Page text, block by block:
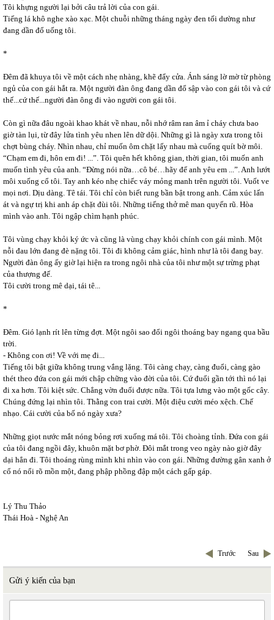
Tôi khựng người lại bởi câu trả lời của con gái.
Tiếng lá khô nghe xào xạc. Một chuỗi những tháng ngày đen tối dường như
đang dần đổ uống tôi.
*
Đêm đã khuya tôi về một cách nhẹ nhàng, khẽ đẩy cửa. Ánh sáng lờ mờ từ phòng
ngủ của con gái hắt ra. Một người đàn ông đang dần đổ sập vào con gái tôi và cứ
thế...cứ thế...người đàn ông đi vào người con gái tôi.
Còn gì nữa đâu ngoài khao khát về nhau, nỗi nhớ râm ran âm ỉ cháy chưa bao
giờ tàn lụi, từ đây lửa tình yêu nhen lên dữ dội. Những gì là ngày xưa trong tôi
chợt bùng cháy. Nhìn nhau, chỉ muốn ôm chặt lấy nhau mà cuống quít bờ môi.
“Chạm em đi, hôn em đi! ...”. Tôi quên hết không gian, thời gian, tôi muốn anh
muốn tình yêu của anh. “Đừng nói nữa…cô bé…hãy để anh yêu em ...”. Anh lướt
môi xuống cổ tôi. Tay anh kéo nhẹ chiếc váy mỏng manh trên người tôi. Vuốt ve
mọi nơi. Dịu dàng. Tê tái. Tôi chỉ còn biết rung bần bật trong anh. Cảm xúc lấn
át và ngự trị khi anh áp chặt đùi tôi. Những tiếng thở mê man quyến rũ. Hòa
mình vào anh. Tôi ngập chìm hạnh phúc.
Tôi vùng chạy khỏi ký ức và cũng là vùng chạy khỏi chính con gái mình. Một
nỗi đau lớn đang đè nặng tôi. Tôi đi không cảm giác, hình như là tôi đang bay.
Người đàn ông ấy giờ lại hiện ra trong ngôi nhà của tôi như một sự trừng phạt
của thượng đế.
Tôi cười trong mê dại, tái tê...
*
Đêm. Gió lạnh rít lên từng đợt. Một ngôi sao đổi ngôi thoáng bay ngang qua bầu
trời.
- Không con ơi! Về với mẹ đi...
Tiếng tôi bật giữa không trung vắng lặng. Tôi càng chạy, càng đuổi, càng gào
thét theo đứa con gái mới chập chững vào đời của tôi. Cứ đuổi gần tới thì nó lại
đi xa hơn. Tôi kiệt sức. Chẳng vờn đuổi được nữa. Tôi tựa lưng vào một gốc cây.
Chúng đứng lại nhìn tôi. Thằng con trai cười. Một điệu cười méo xệch. Chế
nhạo. Cái cười của bố nó ngày xưa?
Những giọt nước mắt nóng bỏng rơi xuống má tôi. Tôi choàng tỉnh. Đứa con gái
của tôi đang ngồi đây, khuôn mặt bơ phờ. Đôi mắt trong veo ngày nào giờ đây
dại hẳn đi. Tôi thoáng rùng mình khi nhìn vào con gái. Những đường gân xanh ở
cổ nó nổi rõ mồn một, đang phập phồng đập một cách gấp gáp.
Lý Thu Thảo
Thái Hoà - Nghệ An
Trước Sau
Gửi ý kiến của bạn